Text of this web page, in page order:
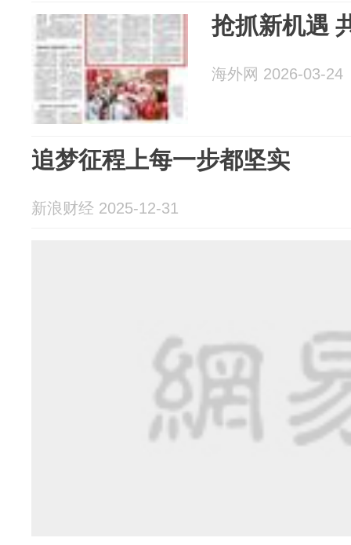
抢抓新机遇
海外网 2026-03-24
追梦征程上每一步都坚实
新浪财经 2025-12-31